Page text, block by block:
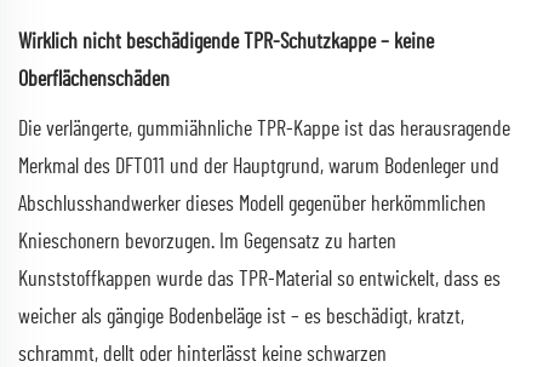
Wirklich nicht beschädigende TPR-Schutzkappe – keine
Oberflächenschäden
Die verlängerte, gummiähnliche TPR-Kappe ist das herausragende
Merkmal des DFT011 und der Hauptgrund, warum Bodenleger und
Abschlusshandwerker dieses Modell gegenüber herkömmlichen
Knieschonern bevorzugen. Im Gegensatz zu harten
Kunststoffkappen wurde das TPR-Material so entwickelt, dass es
weicher als gängige Bodenbeläge ist – es beschädigt, kratzt,
schrammt, dellt oder hinterlässt keine schwarzen